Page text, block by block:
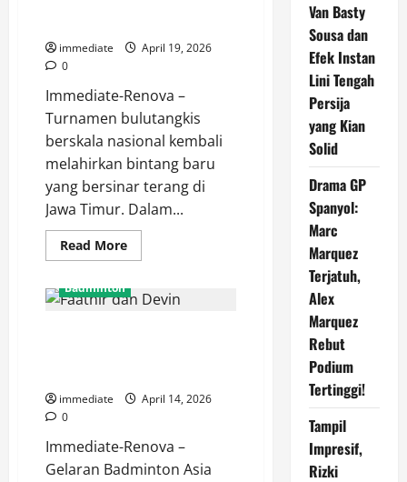
Indonesia
di
2026
immediate
April 19, 2026
0
Immediate-Renova –
Turnamen bulutangkis
berskala nasional kembali
melahirkan bintang baru
yang bersinar terang di
Jawa Timur. Dalam...
Read MoreRead
more
Cahya
Afilian
A
Jatim
Erghya
Aulia
Badminton
immediate
April 14, 2026
0
Immediate-Renova –
Gelaran Badminton Asia
Van Basty
Sousa dan
Efek Instan
Lini Tengah
Persija
yang Kian
Solid
Drama GP
Spanyol:
Marc
Marquez
Terjatuh,
Alex
Marquez
Rebut
Podium
Tertinggi!
Tampil
Impresif,
Rizki